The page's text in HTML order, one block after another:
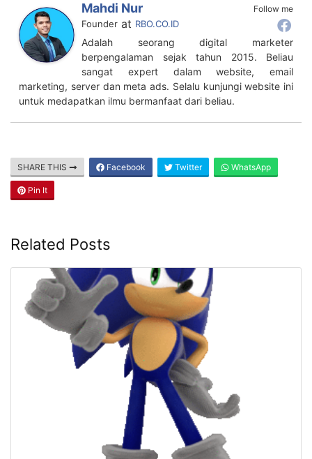
Follow me
Mahdi Nur
Founder at RBO.CO.ID
Adalah seorang digital marketer
berpengalaman sejak tahun 2015. Beliau
sangat expert dalam website, email
marketing, server dan meta ads. Selalu kunjungi website ini
untuk medapatkan ilmu bermanfaat dari beliau.
SHARE THIS Facebook Twitter WhatsApp
Pin It
Related Posts